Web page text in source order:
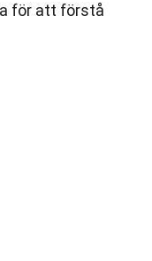
för att förstå